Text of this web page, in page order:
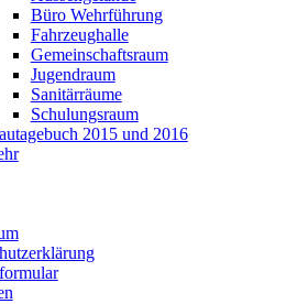
Büro Wehrführung
Fahrzeughalle
Gemeinschaftsraum
Jugendraum
Sanitärräume
Schulungsraum
2015 und 2016